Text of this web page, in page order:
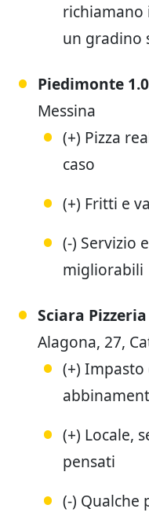
richiamano
un gradino
Piedimonte 1.0
Messina
(+) Pizza
caso
(+) Fritti e
(-) Servizio
migliorabili
Sciara
Alagona, 27,
(+)
(+) Locale,
pensati
(-) Qualche